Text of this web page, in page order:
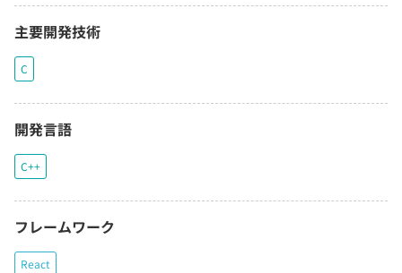
主要開発技術
C
開発言語
C++
フレームワーク
React